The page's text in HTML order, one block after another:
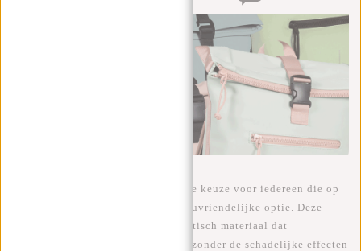
Polyurethaan tassen zijn de perfecte keuze voor iedereen die op
zoek is naar een duurzame en milieuvriendelijke optie. Deze
tassen zijn gemaakt van een synthetisch materiaal dat
vergelijkbaar is met leer, maar dan zonder de schadelijke effecten